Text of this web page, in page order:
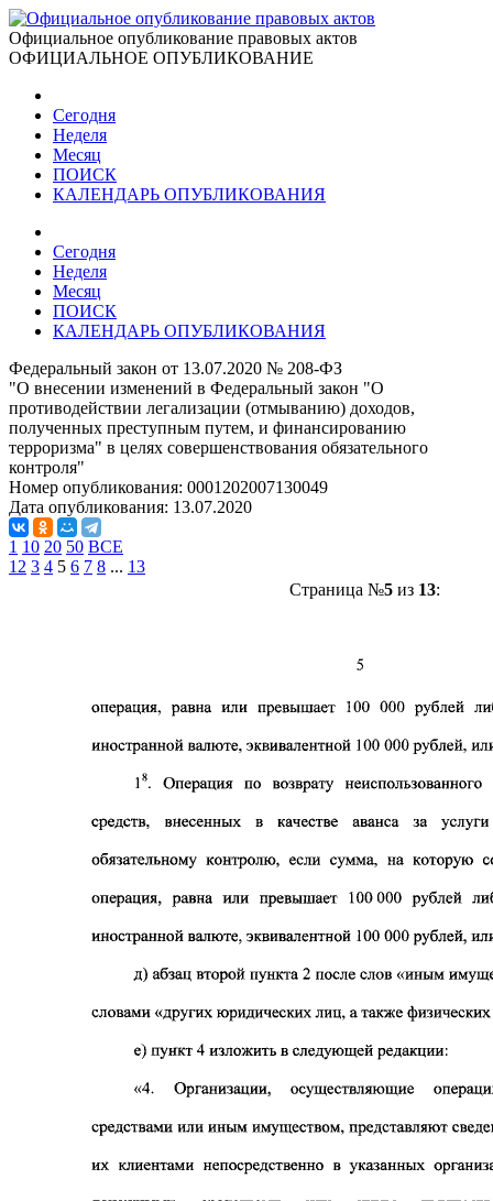
Официальное опубликование правовых актов
ОФИЦИАЛЬНОЕ ОПУБЛИКОВАНИЕ
Сегодня
Неделя
Месяц
ПОИСК
КАЛЕНДАРЬ ОПУБЛИКОВАНИЯ
Сегодня
Неделя
Месяц
ПОИСК
КАЛЕНДАРЬ ОПУБЛИКОВАНИЯ
Федеральный закон от 13.07.2020 № 208-ФЗ
"О внесении изменений в Федеральный закон "О
противодействии легализации (отмыванию) доходов,
полученных преступным путем, и финансированию
терроризма" в целях совершенствования обязательного
контроля"
Номер опубликования: 0001202007130049
Дата опубликования: 13.07.2020
1 10 20 50 ВСЕ
1 2 3 4 5 6 7 8 ... 13
Страница №5из 13: